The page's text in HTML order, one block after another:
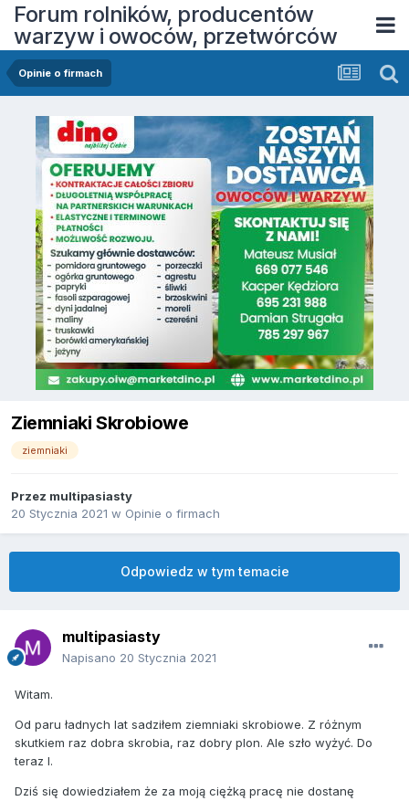
Forum rolników, producentów
warzyw i owoców, przetwórców
Opinie o firmach
Ziemniaki Skrobiowe
ziemniaki
Przez multipasiasty
20 Stycznia 2021 w Opinie o firmach
Odpowiedz w tym temacie
multipasiasty
Napisano 20 Stycznia 2021
Witam.
Od paru ładnych lat sadziłem ziemniaki skrobiowe. Z różnym
skutkiem raz dobra skrobia, raz dobry plon. Ale szło wyżyć. Do
teraz l.
Dziś się dowiedziałem że za moją ciężką pracę nie dostanę